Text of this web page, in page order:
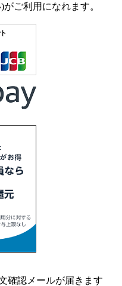
ご利用になれます。
確認メールが届きます